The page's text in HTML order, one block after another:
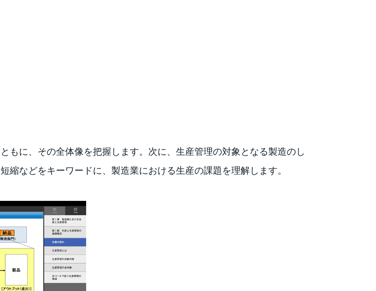
もに、その全体像を把握します。次に、生産管理の対象となる製造のし
などをキーワードに、製造業における生産の課題を理解します。